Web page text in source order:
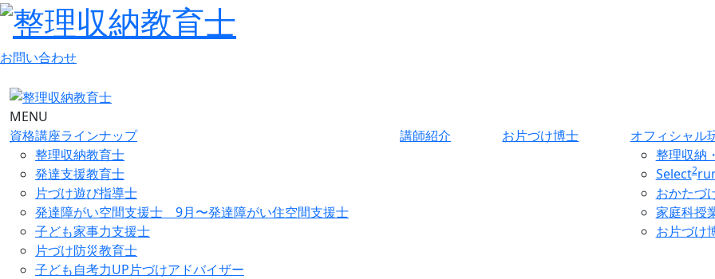
お問い合わせ
MENU
資格講座ラインナップ
整理収納教育士
発達支援教育士
片づけ遊び指導士
発達障がい空間支援士 9月〜発達障がい住空間支援士
子ども家事力支援士
片づけ防災教育士
子ども自考力UP片づけアドバイザー
講師紹介 お片づけ博士
オフィシャル
整理収納
Select2
おかたづ
家庭科授
お片づけ